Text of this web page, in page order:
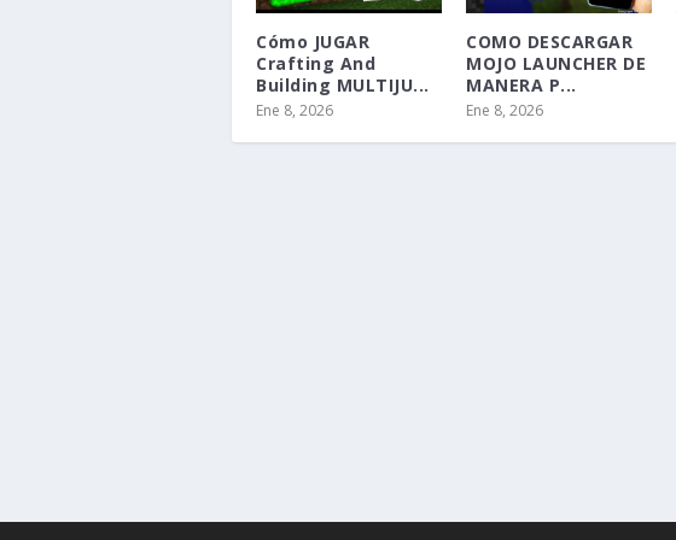
Cómo JUGAR
Crafting And
Building MULTIJU...
Ene 8, 2026
COMO DESCARGAR
MOJO LAUNCHER DE
MANERA P...
Ene 8, 2026